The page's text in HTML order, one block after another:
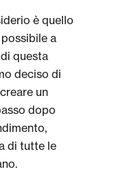
è quello
a
questa
deciso di
un
dopo
di tutte le